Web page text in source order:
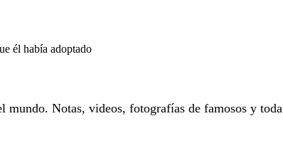
él había adoptado
mundo. Notas, videos, fotografías de famosos y toda